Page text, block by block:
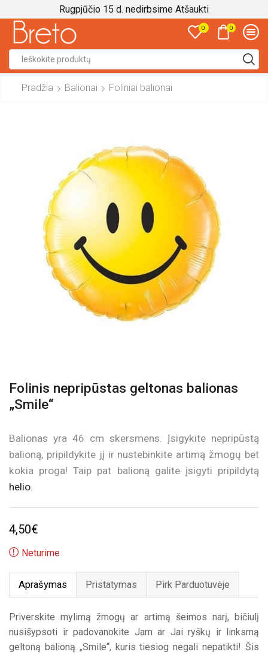
Rugpjūčio 15 d. nedirbsime Atšaukti
0 0
input
Pradžia Balionai Foliniai balionai
Folinis nepripūstas geltonas balionas
„Smile“
Balionas yra 46 cm skersmens. Įsigykite nepripūstą
balioną, pripildykite jį ir nustebinkite artimą žmogų bet
kokia proga! Taip pat balioną galite įsigyti pripildytą
helio.
4,50€
Neturime
Aprašymas Pristatymas Pirk Parduotuvėje
Priverskite mylimą žmogų ar artimą šeimos narį, bičiulį
nusišypsoti ir padovanokite Jam ar Jai ryškų ir linksmą
geltoną balioną „Smile“, kuris tiesiog negali nepatikti! Šis